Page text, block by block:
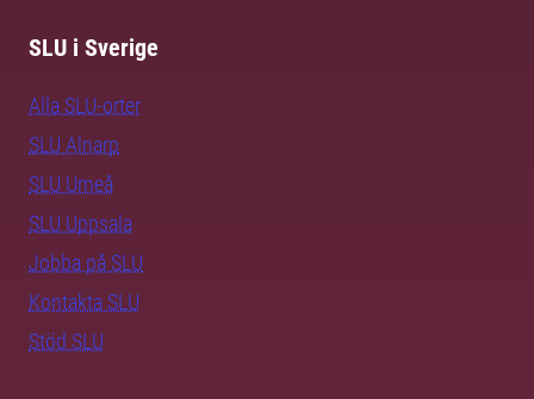
SLU i Sverige
Alla SLU-orter
SLU Alnarp
SLU Umeå
SLU Uppsala
Jobba på SLU
Kontakta SLU
Stöd SLU